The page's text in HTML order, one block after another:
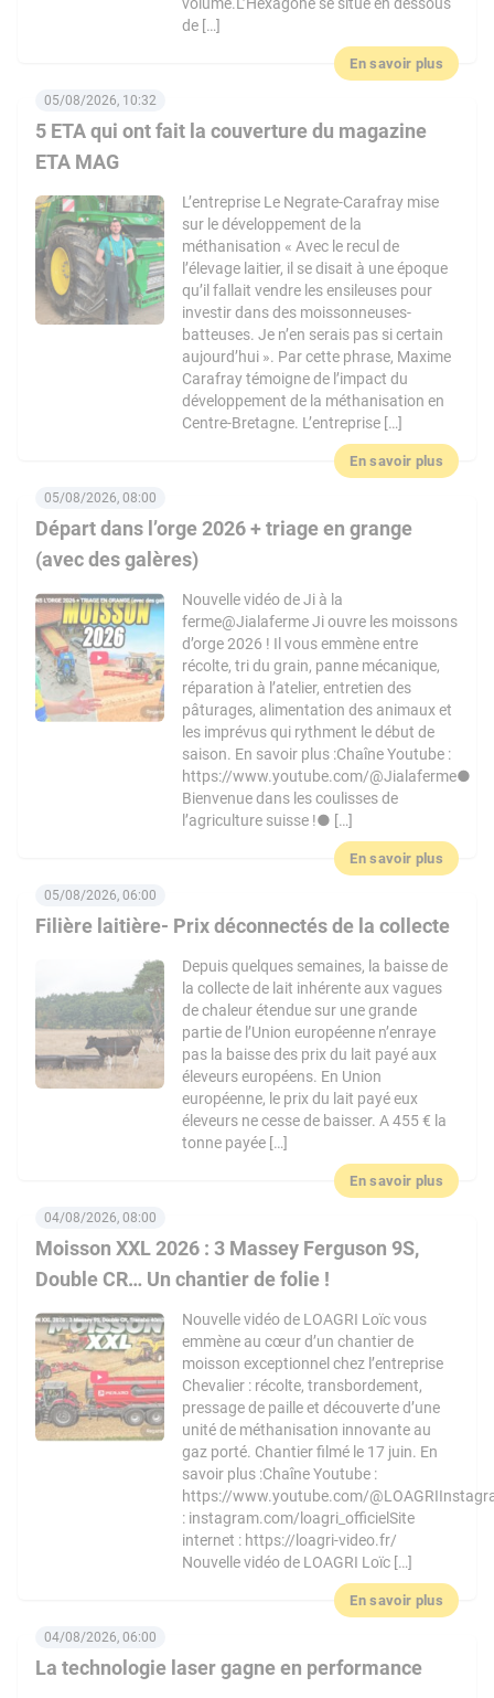
de […]
En savoir plus
5 ETA qui ont fait la couverture du magazine
ETA MAG
05/08/2026, 10:32
L’entreprise Le Negrate-Carafray mise
sur le développement de la
méthanisation « Avec le recul de
l’élevage laitier, il se disait à une époque
qu’il fallait vendre les ensileuses pour
investir dans des moissonneuses-
batteuses. Je n’en serais pas si certain
aujourd’hui ». Par cette phrase, Maxime
Carafray témoigne de l’impact du
développement de la méthanisation en
Centre-Bretagne. L’entreprise […]
En savoir plus
Départ dans l’orge 2026 + triage en grange
(avec des galères)
05/08/2026, 08:00
Nouvelle vidéo de Ji à la
ferme@Jialaferme Ji ouvre les moissons
d’orge 2026 ! Il vous emmène entre
récolte, tri du grain, panne mécanique,
réparation à l’atelier, entretien des
pâturages, alimentation des animaux et
les imprévus qui rythment le début de
saison. En savoir plus :Chaîne Youtube :
https://www.youtube.com/@Jialaferme●
Bienvenue dans les coulisses de
l’agriculture suisse !● […]
En savoir plus
Filière laitière- Prix déconnectés de la collecte
05/08/2026, 06:00
Depuis quelques semaines, la baisse de
la collecte de lait inhérente aux vagues
de chaleur étendue sur une grande
partie de l’Union européenne n’enraye
pas la baisse des prix du lait payé aux
éleveurs européens. En Union
européenne, le prix du lait payé eux
éleveurs ne cesse de baisser. A 455 € la
tonne payée […]
En savoir plus
Moisson XXL 2026 : 3 Massey Ferguson 9S,
Double CR… Un chantier de folie !
04/08/2026, 08:00
Nouvelle vidéo de LOAGRI Loïc vous
emmène au cœur d’un chantier de
moisson exceptionnel chez l’entreprise
Chevalier : récolte, transbordement,
pressage de paille et découverte d’une
unité de méthanisation innovante au
gaz porté. Chantier filmé le 17 juin. En
savoir plus :Chaîne Youtube :
https://www.youtube.com/
: instagram.com/loagri_officielSite
internet : https://loagri-video.fr/
Nouvelle vidéo de LOAGRI Loïc […]
En savoir plus
La technologie laser gagne en performance
04/08/2026, 06:00